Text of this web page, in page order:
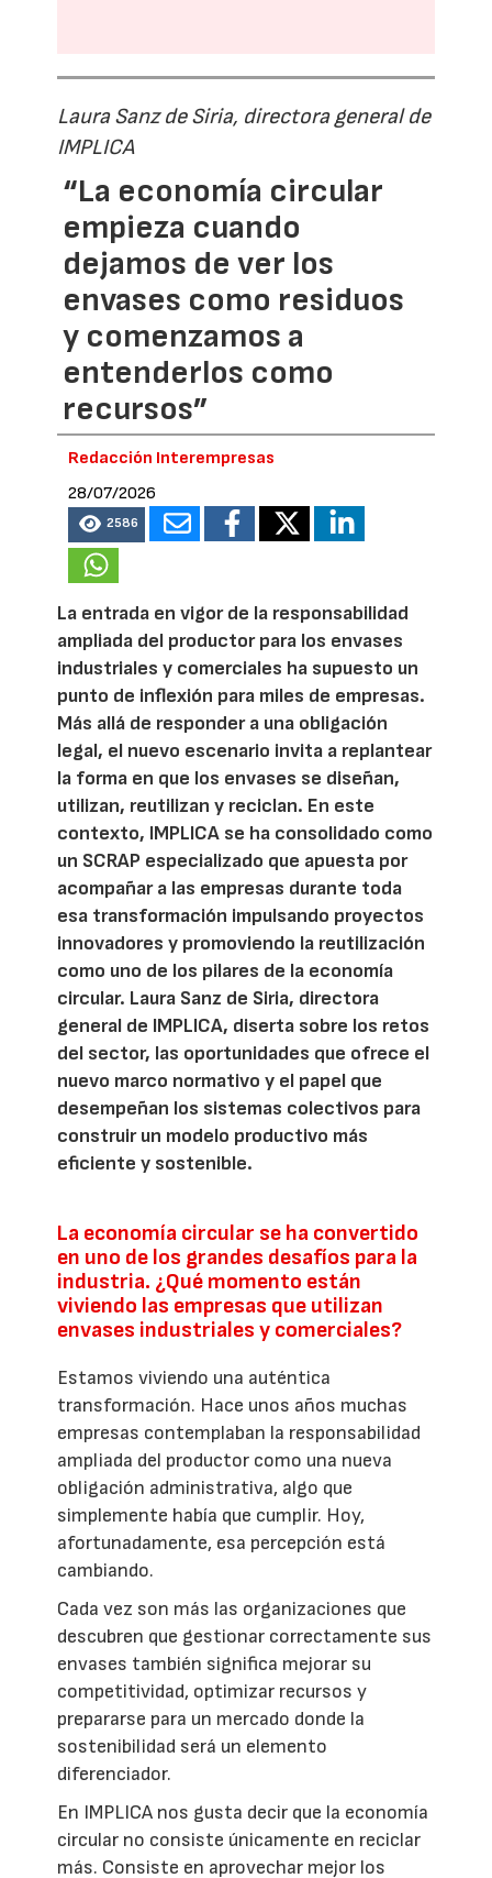
Laura Sanz de Siria, directora general de
IMPLICA
“La economía circular
empieza cuando
dejamos de ver los
envases como residuos
y comenzamos a
entenderlos como
recursos”
Redacción Interempresas
28/07/2026
2586
La entrada en vigor de la responsabilidad
ampliada del productor para los envases
industriales y comerciales ha supuesto un
punto de inflexión para miles de empresas.
Más allá de responder a una obligación
legal, el nuevo escenario invita a replantear
la forma en que los envases se diseñan,
utilizan, reutilizan y reciclan. En este
contexto, IMPLICA se ha consolidado como
un SCRAP especializado que apuesta por
acompañar a las empresas durante toda
esa transformación impulsando proyectos
innovadores y promoviendo la reutilización
como uno de los pilares de la economía
circular. Laura Sanz de Siria, directora
general de IMPLICA, diserta sobre los retos
del sector, las oportunidades que ofrece el
nuevo marco normativo y el papel que
desempeñan los sistemas colectivos para
construir un modelo productivo más
eficiente y sostenible.
La economía circular se ha convertido
en uno de los grandes desafíos para la
industria. ¿Qué momento están
viviendo las empresas que utilizan
envases industriales y comerciales?
Estamos viviendo una auténtica
transformación. Hace unos años muchas
empresas contemplaban la responsabilidad
ampliada del productor como una nueva
obligación administrativa, algo que
simplemente había que cumplir. Hoy,
afortunadamente, esa percepción está
cambiando.
Cada vez son más las organizaciones que
descubren que gestionar correctamente sus
envases también significa mejorar su
competitividad, optimizar recursos y
prepararse para un mercado donde la
sostenibilidad será un elemento
diferenciador.
En IMPLICA nos gusta decir que la economía
circular no consiste únicamente en reciclar
más. Consiste en aprovechar mejor los